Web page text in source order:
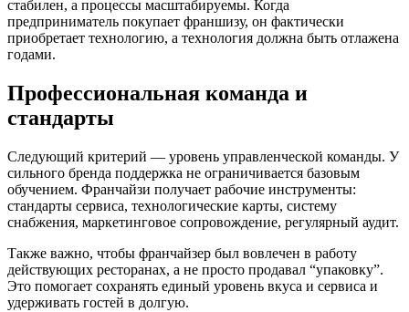
стабилен, а процессы масштабируемы. Когда
предприниматель покупает франшизу, он фактически
приобретает технологию, а технология должна быть отлажена
годами.
Профессиональная команда и
стандарты
Следующий критерий — уровень управленческой команды. У
сильного бренда поддержка не ограничивается базовым
обучением. Франчайзи получает рабочие инструменты:
стандарты сервиса, технологические карты, систему
снабжения, маркетинговое сопровождение, регулярный аудит.
Также важно, чтобы франчайзер был вовлечен в работу
действующих ресторанах, а не просто продавал “упаковку”.
Это помогает сохранять единый уровень вкуса и сервиса и
удерживать гостей в долгую.